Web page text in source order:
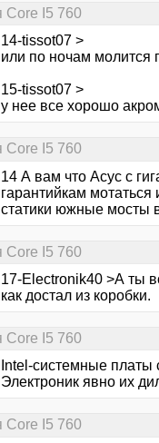
Core I5 760
14-tissot07 >
или по ночам молится
15-tissot07 >
у нее все хорошо
Core I5 760
14 А вам что Асус с
гарантийкам
статики южные мосты
Core I5 760
17-Electronik40 >А ты
как достал из коробки.
Core I5 760
Intel-системные
Электроник явно их
Core I5 760